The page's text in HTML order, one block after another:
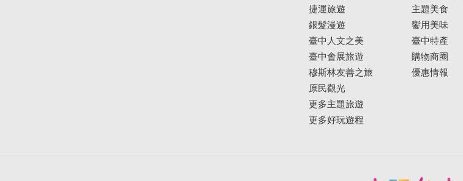
捷運旅遊
銀髮漫遊
臺中人文之美
臺中會展旅遊
穆斯林友善之旅
原民觀光
更多主題旅遊
更多好玩遊程
主題美食
饗用美味
臺中特產
購物商圈
優惠情報